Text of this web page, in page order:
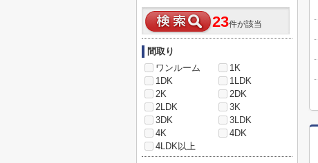
23件が該当
間取り
ワンルーム
1K
1DK
1LDK
2K
2DK
2LDK
3K
3DK
3LDK
4K
4DK
4LDK以上